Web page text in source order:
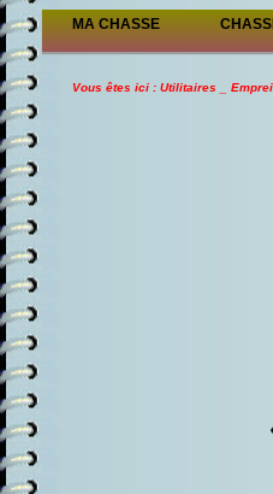
MA CHASSE
Vous êtes ici : Utilitaires _